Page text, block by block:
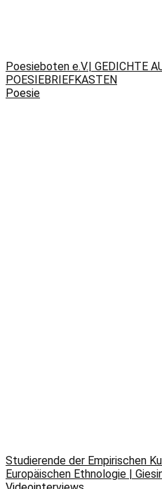
Poesieboten e.V.| GEDICHTE
POESIEBRIEFKASTEN
Poesie
Studierende der Empirischen
Europäischen Ethnologie |